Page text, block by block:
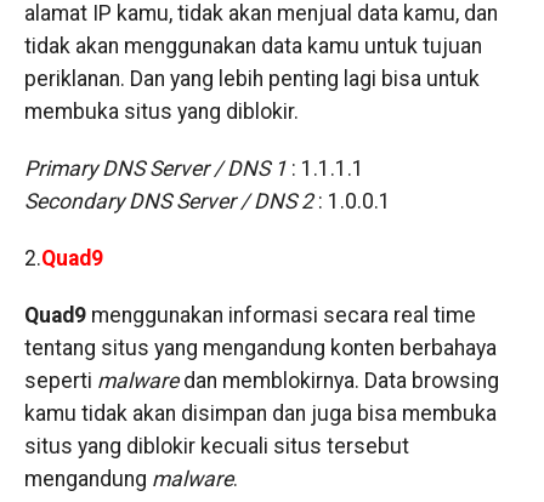
alamat IP kamu, tidak akan menjual data kamu, dan
tidak akan menggunakan data kamu untuk tujuan
periklanan. Dan yang lebih penting lagi bisa untuk
membuka situs yang diblokir.
Primary DNS Server / DNS 1: 1.1.1.1
Secondary DNS Server / DNS 2: 1.0.0.1
2.Quad9
Quad9menggunakan informasi secara real time
tentang situs yang mengandung konten berbahaya
seperti malwaredan memblokirnya. Data browsing
kamu tidak akan disimpan dan juga bisa membuka
situs yang diblokir kecuali situs tersebut
mengandung malware.